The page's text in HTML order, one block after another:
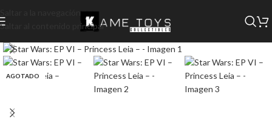
Saltar al contenido principal
AGOTADO